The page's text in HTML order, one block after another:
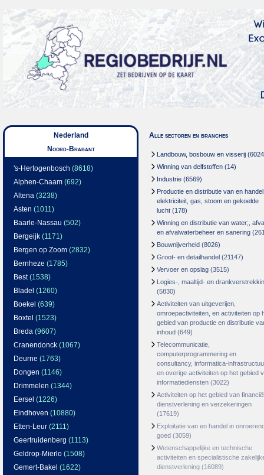
Nederland
Noord-Brabant
's-Hertogenbosch (8618)
Alphen-Chaam (692)
Altena (3238)
Asten (1011)
Baarle-Nassau (502)
Bergeijk (1171)
Bergen op Zoom (2832)
Bernheze (1785)
Best(1538)
Bladel (1260)
Boekel (639)
Boxtel (1523)
Breda (9607)
Cranendonck (1067)
Deurne (1763)
Dongen (1146)
Drimmelen (1344)
Eersel (1226)
Eindhoven (10880)
Etten-Leur (2111)
Geertruidenberg (1113)
Geldrop-Mierlo (1508)
Gemert-Bakel (1622)
Alle sectoren en branches
Landbouw, bosbouw en visserij
Winning van delfstoffen (14)
Industrie (6569)
Productie en distributie van en
elektriciteit, gas, stoom en gekoelde
lucht (178)
Winning en distributie van water;,
en afvalwaterbeheer en sanering
Bouwnijverheid (8026)
Groot- en detailhandel (21147)
Vervoer en opslag (3515)
Logies-, maaltijd- en
(5830)
Activiteiten van uitgeverijen,
omroepactiviteiten, en activiteiten op
gebied van productie en distributie
inhoud (649)
Telecommunicatie,
computerprogrammering en
consultancy, informatica-
en overige activiteiten op het gebied
informatiediensten (3022)
Activiteiten op het gebied van
dienstverlening en verzekeringen
(17619)
Exploitatie van en handel in
goed (3059)
Wetenschappelijke en technische
activiteiten en specialistische
dienstverlening (16089)